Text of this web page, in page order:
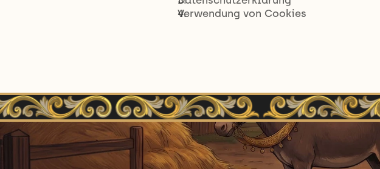
Verwendung von Cookies